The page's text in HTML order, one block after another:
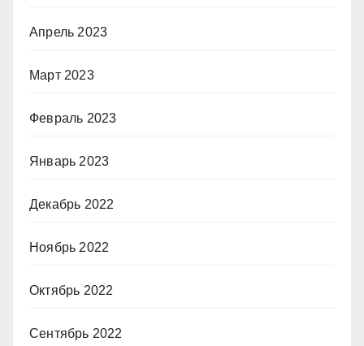
Апрель 2023
Март 2023
Февраль 2023
Январь 2023
Декабрь 2022
Ноябрь 2022
Октябрь 2022
Сентябрь 2022